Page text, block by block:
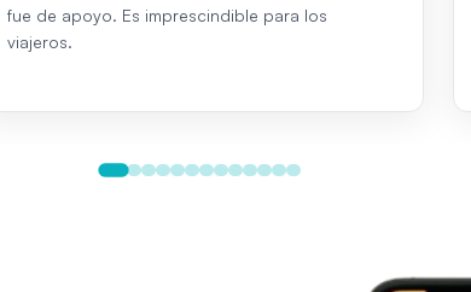
fue de apoyo. Es imprescindible para los
viajeros.